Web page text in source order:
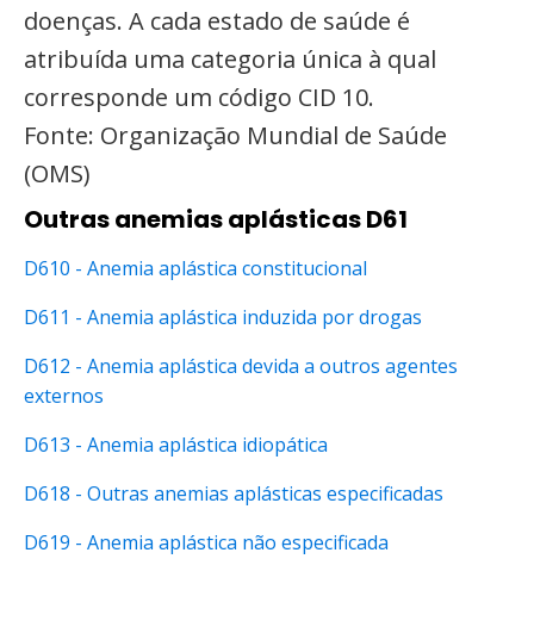
doenças. A cada estado de saúde é
atribuída uma categoria única à qual
corresponde um código CID 10.
Fonte: Organização Mundial de Saúde
(OMS)
Outras anemias aplásticas D61
D610 - Anemia aplástica constitucional
D611 - Anemia aplástica induzida por drogas
D612 - Anemia aplástica devida a outros agentes
externos
D613 - Anemia aplástica idiopática
D618 - Outras anemias aplásticas especificadas
D619 - Anemia aplástica não especificada